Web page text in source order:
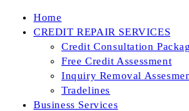
Skip
Home
CREDIT REPAIR SERVICES
Credit Consultation
Free Credit Assessment
Inquiry Removal
Tradelines
Business Services